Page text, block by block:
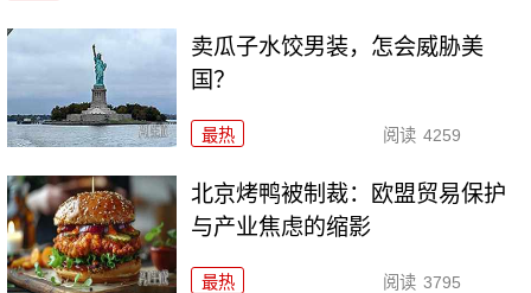
卖瓜子水饺男装，怎会威胁美
国？
最热 阅读 4259
北京烤鸭被制裁：欧盟贸易保护
与产业焦虑的缩影
最热 阅读 3795